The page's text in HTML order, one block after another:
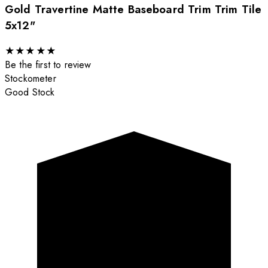
Gold Travertine Matte Baseboard Trim Trim Tile
5x12"
★★★ ★★
Be the first to review
Stockometer
Good Stock